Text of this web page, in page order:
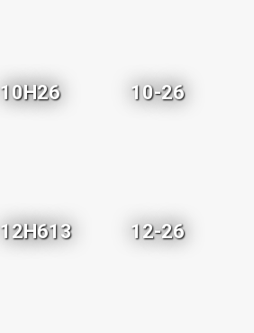
10H26 10-26
12H613 12-26